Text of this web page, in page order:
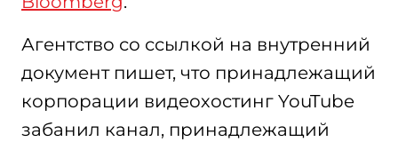
Агентство со ссылкой на внутренний
документ пишет, что принадлежащий
корпорации видеохостинг YouTube
забанил канал, принадлежащий